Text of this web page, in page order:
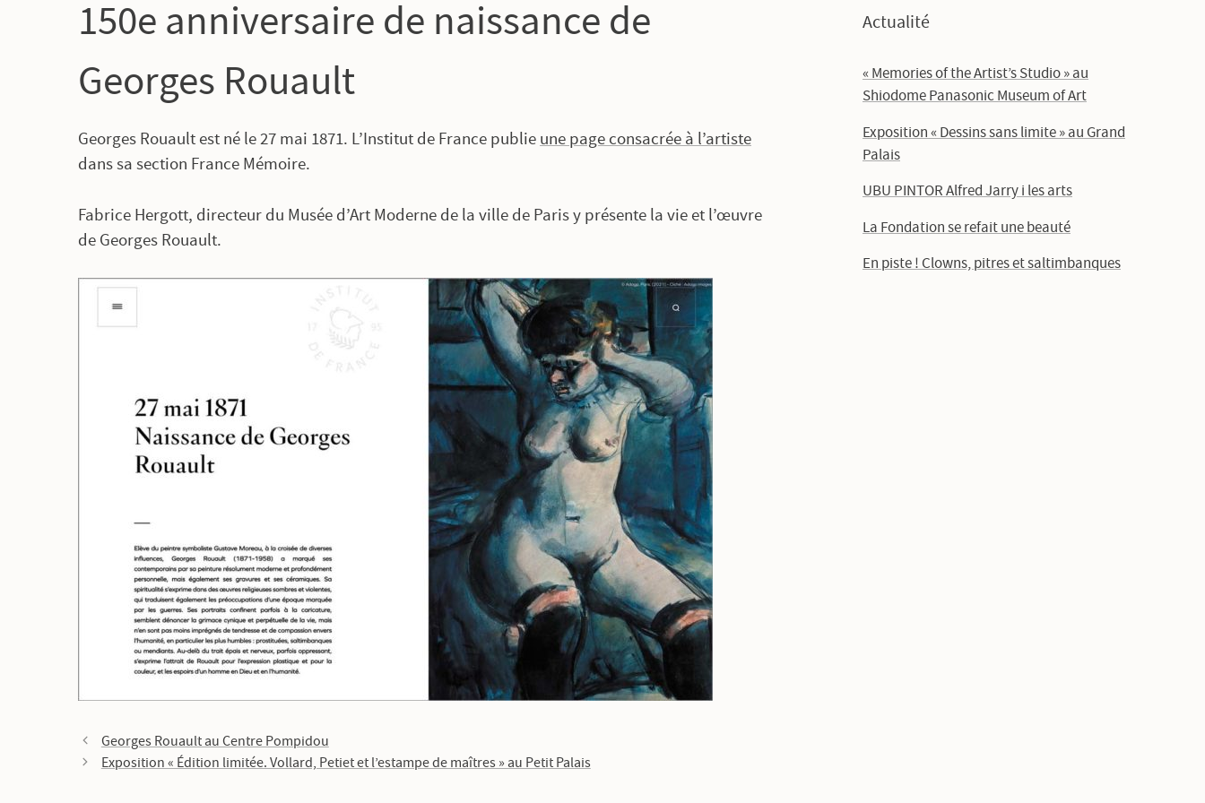
150e anniversaire de naissance de
Georges Rouault
Georges Rouault est né le 27 mai 1871. L’Institut de France publie une page consacrée à l’artiste
dans sa section France Mémoire.
Fabrice Hergott, directeur du Musée d’Art Moderne de la ville de Paris y présente la vie et l’œuvre
de Georges Rouault.
Georges Rouault au Centre Pompidou
Exposition « Édition limitée. Vollard, Petiet et l’estampe de maîtres » au Petit Palais
Actualité
« Memories of the Artist’s Studio » au
Shiodome Panasonic Museum of Art
Exposition « Dessins sans limite » au Grand
Palais
UBU PINTOR Alfred Jarry i les arts
La Fondation se refait une beauté
En piste ! Clowns, pitres et saltimbanques